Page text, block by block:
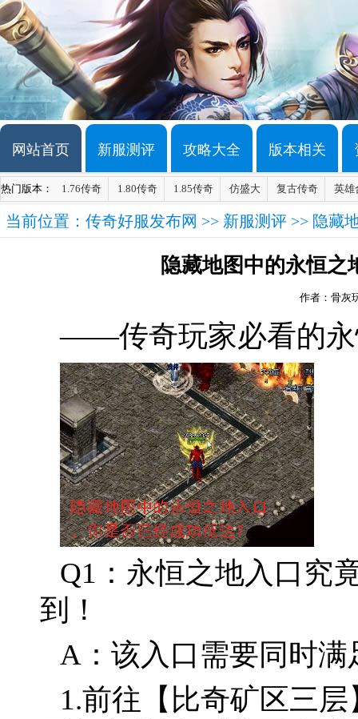
网站首页 新服测评 攻略大全 版本相关
热门版本： 1.76传奇 1.80传奇 1.85传奇 仿盛大 复古传奇 英雄
当前位置： 传奇好服发布网 >> 新服测评 >> 隐藏
隐藏地图中的永恒
作者：骨灰
——传奇玩家必看的永
Q1：永恒之地入口究
到！
A：该入口需要同时
1.前往【比奇矿区三